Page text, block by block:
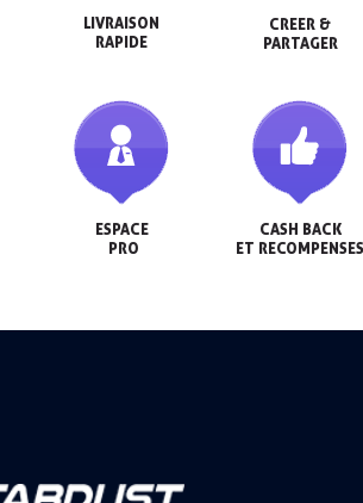
LIVRAISON
RAPIDE
CREER &
PARTAGER
ESPACE
PRO
CASH BACK
ET